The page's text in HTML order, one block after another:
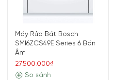
Máy Rửa Bát Bosch
SMI6ZCS49E Series 6 Bán
Âm
27.500.000₫
So sánh